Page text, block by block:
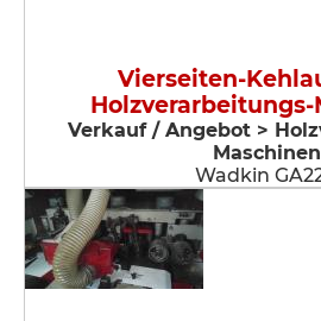
Vierseiten-
Holzverarbeitungs-
Verkauf / Angebot >
Maschinen
Wadkin